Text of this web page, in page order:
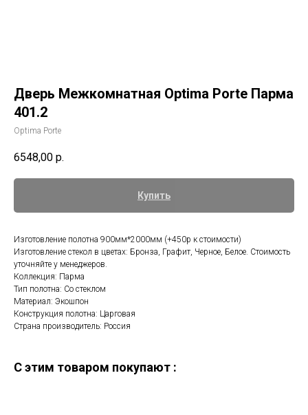
Дверь Межкомнатная Optima Porte Парма
401.2
Optima Porte
6548,00 р.
Купить
Изготовление полотна 900мм*2000мм (+450р к стоимости)
Изготовление стекол в цветах: Бронза, Графит, Черное, Белое. Стоимость
уточняйте у менеджеров.
Коллекция: Парма
Тип полотна: Со стеклом
Материал: Экошпон
Конструкция полотна: Царговая
Страна производитель: Россия
C этим товаром покупают :